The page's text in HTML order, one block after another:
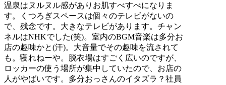
温泉はヌルヌル感がありお肌すべすべになりま
す。くつろぎスペースは個々のテレビがないの
で、残念です。大きなテレビがあります。チャン
ネルはNHKでした(笑)。室内のBGM音楽は多分お
店の趣味かと(汗)。大音量でその趣味を流されて
も。寝れねーや。脱衣場はすごく広いのですが、
ロッカーの使う場所が集中していたので、お店の
人がやばいです。多分おっさんのイタズラ？社員